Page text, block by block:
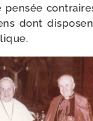
dont